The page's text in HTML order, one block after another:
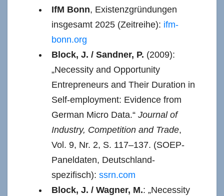
IfM Bonn, Existenzgründungen
insgesamt 2025 (Zeitreihe): ifm-
bonn.org
Block, J. / Sandner, P. (2009):
„Necessity and Opportunity
Entrepreneurs and Their Duration in
Self-employment: Evidence from
German Micro Data.“ Journal of
Industry, Competition and Trade,
Vol. 9, Nr. 2, S. 117–137. (SOEP-
Paneldaten, Deutschland-
spezifisch): ssrn.com
Block, J. / Wagner, M.: „Necessity